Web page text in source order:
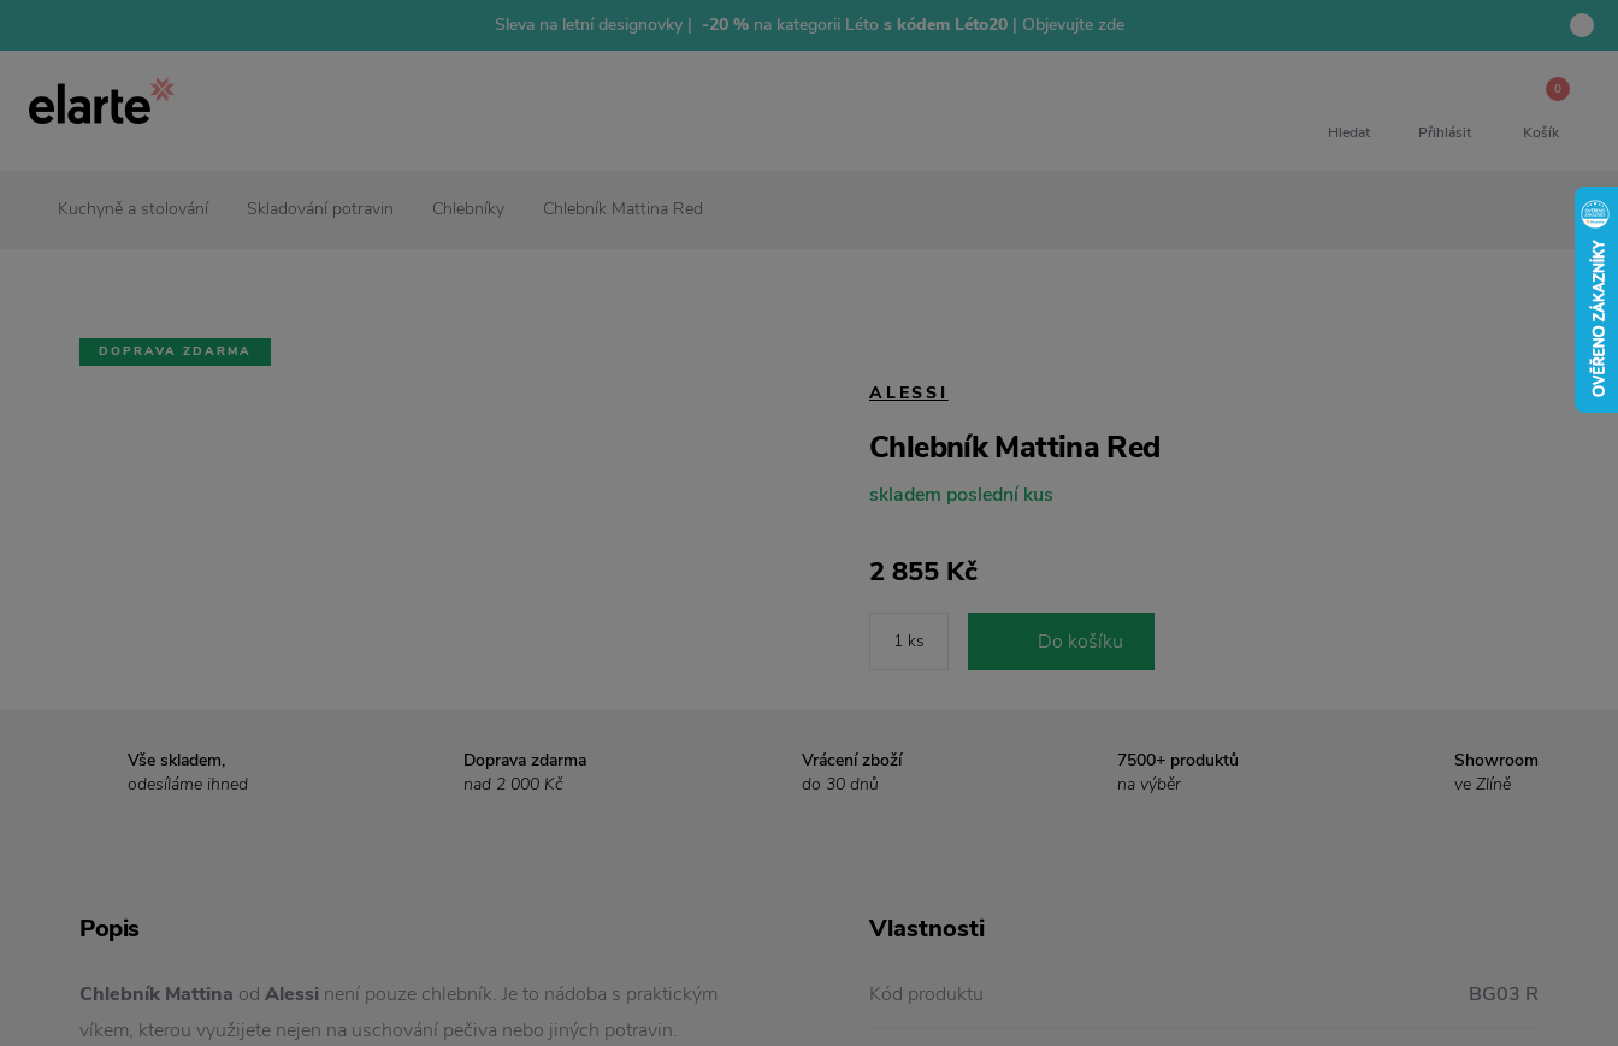
Sleva na letní designovky | -20 %na kategorii Létos kódem Léto20 | Objevujte zde
Hledat Přihlásit
0
Košík
Kuchyně a stolování Skladování potravin Chlebníky Chlebník Mattina Red
DOPRAVA ZDARMA
ALESSI
Chlebník Mattina Red
skladem poslední kus
2 855 Kč
Do košíku
Vše skladem,
odesíláme ihned
Doprava zdarma
nad 2 000 Kč
Vrácení zboží
do 30 dnů
7500+ produktů
na výběr
Showroom
ve Zlíně
Popis
Chlebník Mattina od Alessi není pouze chlebník. Je to nádoba s praktickým
víkem, kterou využijete nejen na uschování pečiva nebo jiných potravin.
Vlastnosti
Kód produktu BG03 R